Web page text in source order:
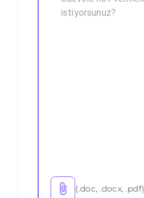
(.doc, .docx, .pdf)